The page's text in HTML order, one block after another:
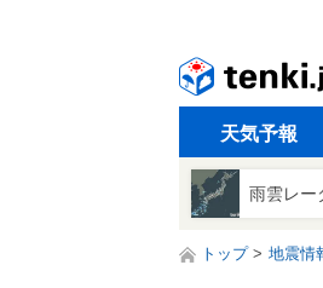
天気予報
雨雲レー
トップ 地震情